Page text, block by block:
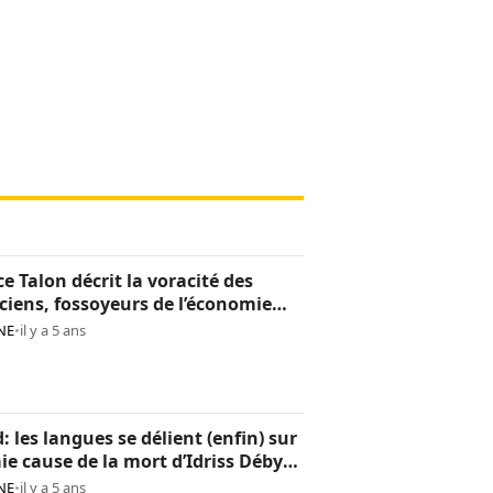
Talon décrit la voracité des
fossoyeurs de l’économie
•il y a 5 ans
les langues se délient (enfin) sur
cause de la mort d’Idriss Déby
•il y a 5 ans